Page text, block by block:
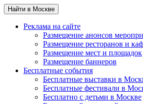
Найти в Москве
Реклама на сайте
Размещение анонсов
Размещение ресторанов и
Размещение мест и площадок
Размещение баннеров
Бесплатные события
Бесплатные выставки в
Бесплатные фестивали в
Бесплатно с детьми в Москве